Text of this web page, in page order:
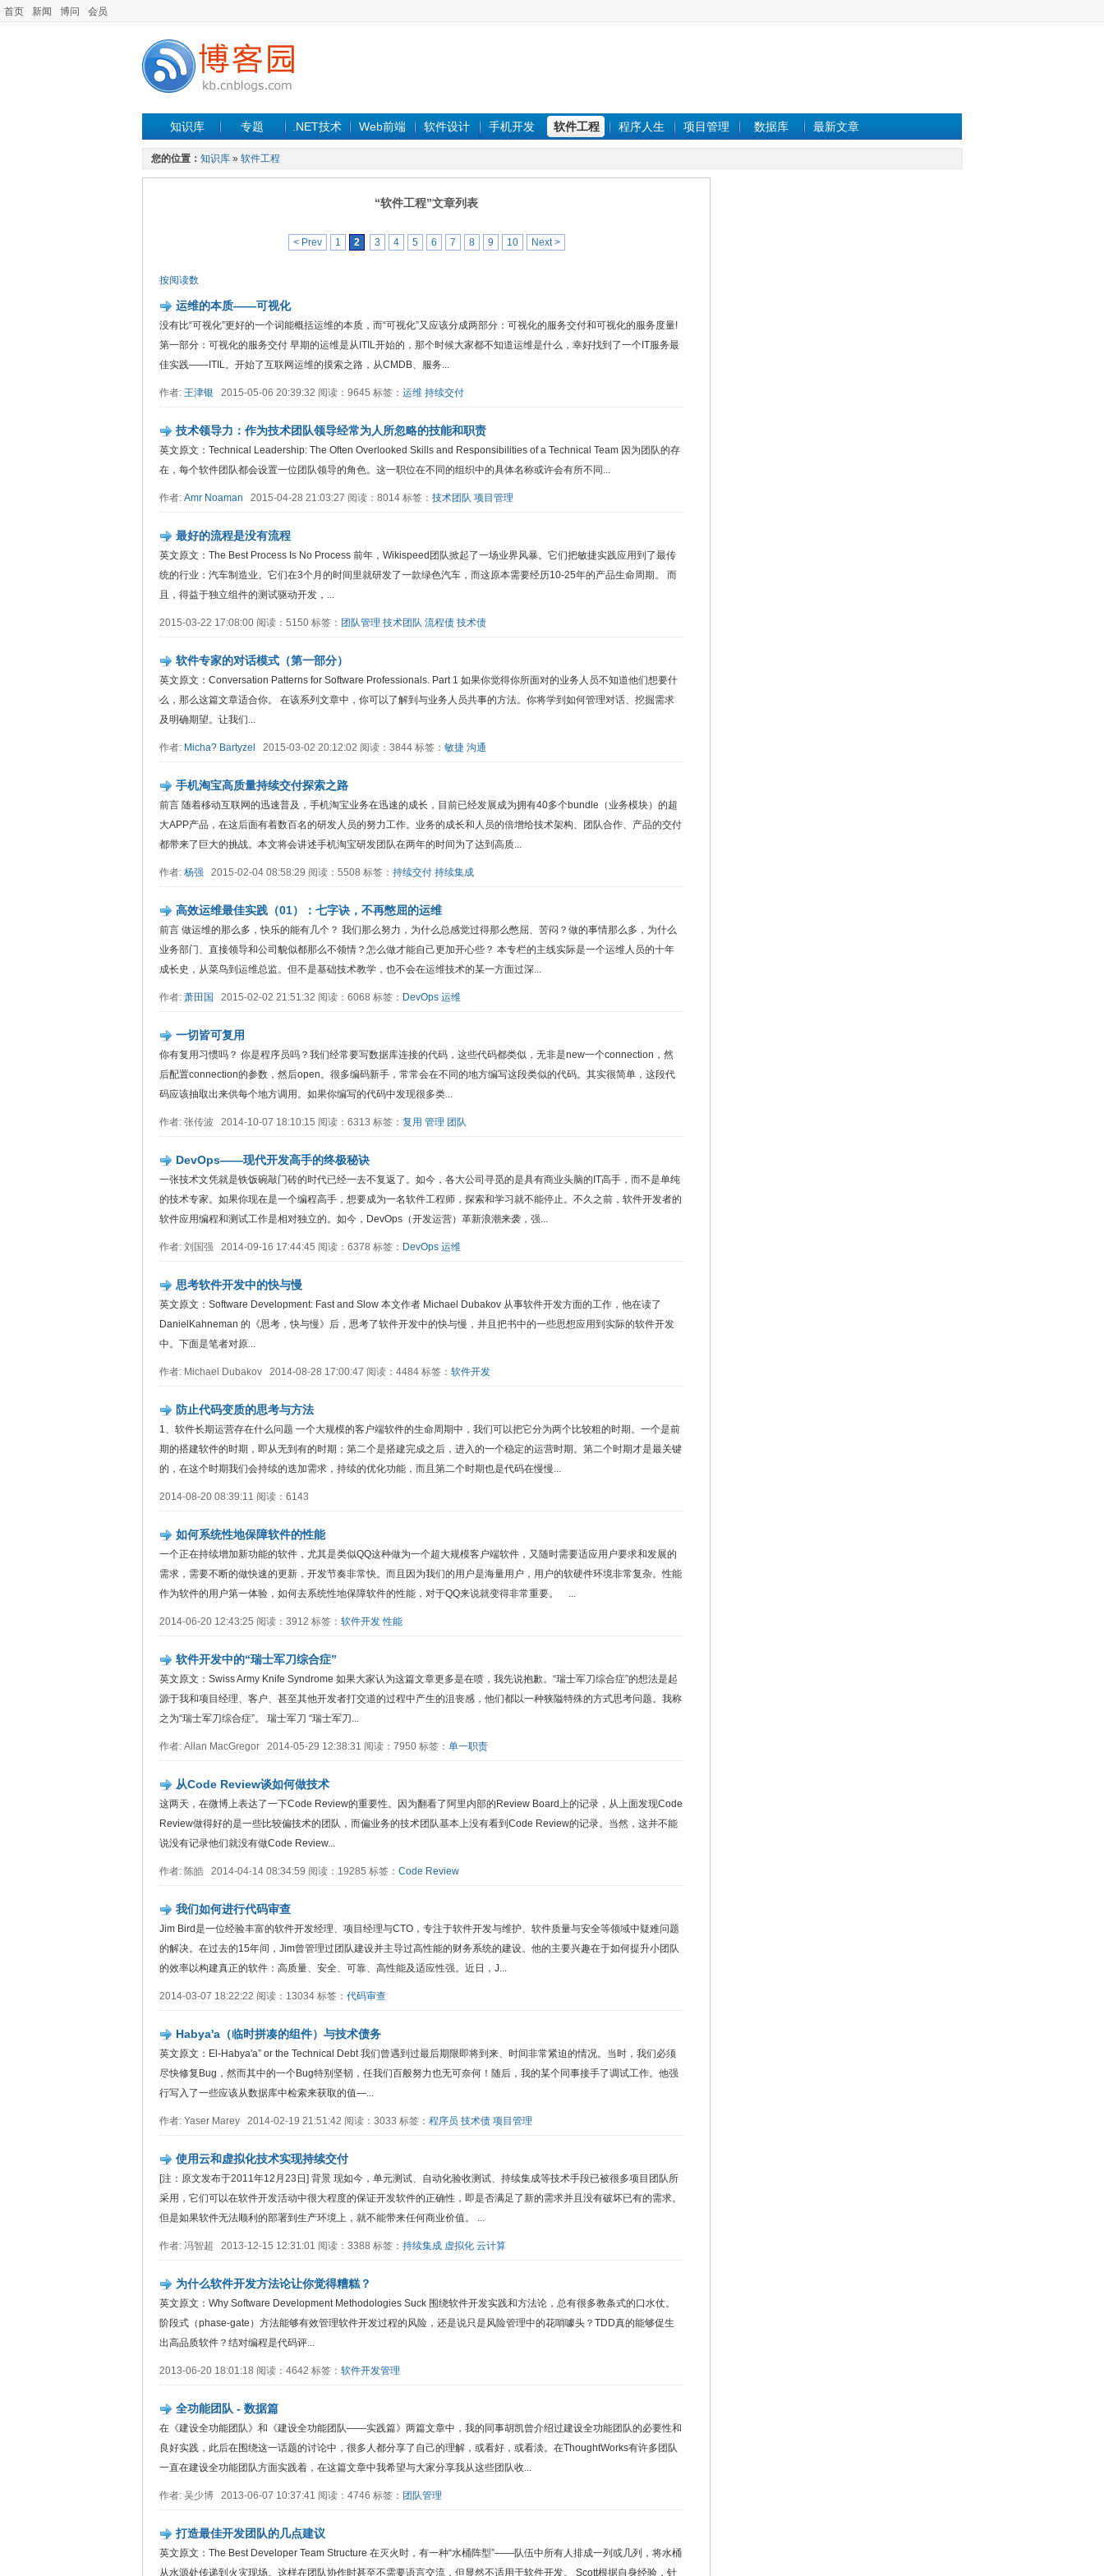
首页 新闻 博问 会员
知识库 专题 .NET技术 Web前端 软件设计 手机开发 软件工程 程序人生 项目管理 数据库 最新文章
您的位置： 知识库 » 软件工程
“软件工程”文章列表
< Prev 1 2 3 4 5 6 7 8 9 10 Next >
按阅读数
运维的本质——可视化
没有比“可视化”更好的一个词能概括运维的本质，而“可视化”又应该分成两部分：可视化的服务交付和可视化的服务度量!
第一部分：可视化的服务交付 早期的运维是从ITIL开始的，那个时候大家都不知道运维是什么，幸好找到了一个IT服务最
佳实践——ITIL。开始了互联网运维的摸索之路，从CMDB、服务...
作者: 王津银 2015-05-06 20:39:32 阅读：9645 标签： 运维 持续交付
技术领导力：作为技术团队领导经常为人所忽略的技能和职责
英文原文：Technical Leadership: The Often Overlooked Skills and Responsibilities of a Technical Team 因为团队的存
在，每个软件团队都会设置一位团队领导的角色。这一职位在不同的组织中的具体名称或许会有所不同...
作者: Amr Noaman 2015-04-28 21:03:27 阅读：8014 标签： 技术团队 项目管理
最好的流程是没有流程
英文原文：The Best Process Is No Process 前年，Wikispeed团队掀起了一场业界风暴。它们把敏捷实践应用到了最传
统的行业：汽车制造业。它们在3个月的时间里就研发了一款绿色汽车，而这原本需要经历10-25年的产品生命周期。 而
且，得益于独立组件的测试驱动开发，...
2015-03-22 17:08:00 阅读：5150 标签： 团队管理 技术团队 流程债 技术债
软件专家的对话模式（第一部分）
英文原文：Conversation Patterns for Software Professionals. Part 1 如果你觉得你所面对的业务人员不知道他们想要什
么，那么这篇文章适合你。 在该系列文章中，你可以了解到与业务人员共事的方法。你将学到如何管理对话、挖掘需求
及明确期望。让我们...
作者: Micha? Bartyzel 2015-03-02 20:12:02 阅读：3844 标签： 敏捷 沟通
手机淘宝高质量持续交付探索之路
前言 随着移动互联网的迅速普及，手机淘宝业务在迅速的成长，目前已经发展成为拥有40多个bundle（业务模块）的超
大APP产品，在这后面有着数百名的研发人员的努力工作。业务的成长和人员的倍增给技术架构、团队合作、产品的交付
都带来了巨大的挑战。本文将会讲述手机淘宝研发团队在两年的时间为了达到高质...
作者: 杨强 2015-02-04 08:58:29 阅读：5508 标签： 持续交付 持续集成
高效运维最佳实践（01）：七字诀，不再憋屈的运维
前言 做运维的那么多，快乐的能有几个？ 我们那么努力，为什么总感觉过得那么憋屈、苦闷？做的事情那么多，为什么
业务部门、直接领导和公司貌似都那么不领情？怎么做才能自己更加开心些？ 本专栏的主线实际是一个运维人员的十年
成长史，从菜鸟到运维总监。但不是基础技术教学，也不会在运维技术的某一方面过深...
作者: 萧田国 2015-02-02 21:51:32 阅读：6068 标签： DevOps 运维
一切皆可复用
你有复用习惯吗？ 你是程序员吗？我们经常要写数据库连接的代码，这些代码都类似，无非是new一个connection，然
后配置connection的参数，然后open。很多编码新手，常常会在不同的地方编写这段类似的代码。其实很简单，这段代
码应该抽取出来供每个地方调用。如果你编写的代码中发现很多类...
作者: 张传波 2014-10-07 18:10:15 阅读：6313 标签： 复用 管理 团队
DevOps——现代开发高手的终极秘诀
一张技术文凭就是铁饭碗敲门砖的时代已经一去不复返了。如今，各大公司寻觅的是具有商业头脑的IT高手，而不是单纯
的技术专家。如果你现在是一个编程高手，想要成为一名软件工程师，探索和学习就不能停止。不久之前，软件开发者的
软件应用编程和测试工作是相对独立的。如今，DevOps（开发运营）革新浪潮来袭，强...
作者: 刘国强 2014-09-16 17:44:45 阅读：6378 标签： DevOps 运维
思考软件开发中的快与慢
英文原文：Software Development: Fast and Slow 本文作者 Michael Dubakov 从事软件开发方面的工作，他在读了
DanielKahneman 的《思考，快与慢》后，思考了软件开发中的快与慢，并且把书中的一些思想应用到实际的软件开发
中。下面是笔者对原...
作者: Michael Dubakov 2014-08-28 17:00:47 阅读：4484 标签： 软件开发
防止代码变质的思考与方法
1、软件长期运营存在什么问题 一个大规模的客户端软件的生命周期中，我们可以把它分为两个比较粗的时期。一个是前
期的搭建软件的时期，即从无到有的时期；第二个是搭建完成之后，进入的一个稳定的运营时期。第二个时期才是最关键
的，在这个时期我们会持续的迭加需求，持续的优化功能，而且第二个时期也是代码在慢慢...
2014-08-20 08:39:11 阅读：6143
如何系统性地保障软件的性能
一个正在持续增加新功能的软件，尤其是类似QQ这种做为一个超大规模客户端软件，又随时需要适应用户要求和发展的
需求，需要不断的做快速的更新，开发节奏非常快。而且因为我们的用户是海量用户，用户的软硬件环境非常复杂。性能
作为软件的用户第一体验，如何去系统性地保障软件的性能，对于QQ来说就变得非常重要。 ...
2014-06-20 12:43:25 阅读：3912 标签： 软件开发 性能
软件开发中的“瑞士军刀综合症”
英文原文：Swiss Army Knife Syndrome 如果大家认为这篇文章更多是在喷，我先说抱歉。“瑞士军刀综合症”的想法是起
源于我和项目经理、客户、甚至其他开发者打交道的过程中产生的沮丧感，他们都以一种狭隘特殊的方式思考问题。我称
之为“瑞士军刀综合症”。 瑞士军刀 “瑞士军刀...
作者: Allan MacGregor 2014-05-29 12:38:31 阅读：7950 标签： 单一职责
从Code Review谈如何做技术
这两天，在微博上表达了一下Code Review的重要性。因为翻看了阿里内部的Review Board上的记录，从上面发现Code
Review做得好的是一些比较偏技术的团队，而偏业务的技术团队基本上没有看到Code Review的记录。当然，这并不能
说没有记录他们就没有做Code Review...
作者: 陈皓 2014-04-14 08:34:59 阅读：19285 标签： Code Review
我们如何进行代码审查
Jim Bird是一位经验丰富的软件开发经理、项目经理与CTO，专注于软件开发与维护、软件质量与安全等领域中疑难问题
的解决。在过去的15年间，Jim曾管理过团队建设并主导过高性能的财务系统的建设。他的主要兴趣在于如何提升小团队
的效率以构建真正的软件：高质量、安全、可靠、高性能及适应性强。近日，J...
2014-03-07 18:22:22 阅读：13034 标签： 代码审查
Habya'a（临时拼凑的组件）与技术债务
英文原文：El-Habya'a” or the Technical Debt 我们曾遇到过最后期限即将到来、时间非常紧迫的情况。当时，我们必须
尽快修复Bug，然而其中的一个Bug特别坚韧，任我们百般努力也无可奈何！随后，我的某个同事接手了调试工作。他强
行写入了一些应该从数据库中检索来获取的值—...
作者: Yaser Marey 2014-02-19 21:51:42 阅读：3033 标签： 程序员 技术债 项目管理
使用云和虚拟化技术实现持续交付
[注：原文发布于2011年12月23日] 背景 现如今，单元测试、自动化验收测试、持续集成等技术手段已被很多项目团队所
采用，它们可以在软件开发活动中很大程度的保证开发软件的正确性，即是否满足了新的需求并且没有破坏已有的需求。
但是如果软件无法顺利的部署到生产环境上，就不能带来任何商业价值。 ...
作者: 冯智超 2013-12-15 12:31:01 阅读：3388 标签： 持续集成 虚拟化 云计算
为什么软件开发方法论让你觉得糟糕？
英文原文：Why Software Development Methodologies Suck 围绕软件开发实践和方法论，总有很多教条式的口水仗。
阶段式（phase-gate）方法能够有效管理软件开发过程的风险，还是说只是风险管理中的花哨噱头？TDD真的能够促生
出高品质软件？结对编程是代码评...
2013-06-20 18:01:18 阅读：4642 标签： 软件开发管理
全功能团队 - 数据篇
在《建设全功能团队》和《建设全功能团队——实践篇》两篇文章中，我的同事胡凯曾介绍过建设全功能团队的必要性和
良好实践，此后在围绕这一话题的讨论中，很多人都分享了自己的理解，或看好，或看淡。在ThoughtWorks有许多团队
一直在建设全功能团队方面实践着，在这篇文章中我希望与大家分享我从这些团队收...
作者: 吴少博 2013-06-07 10:37:41 阅读：4746 标签： 团队管理
打造最佳开发团队的几点建议
英文原文：The Best Developer Team Structure 在灭火时，有一种“水桶阵型”——队伍中所有人排成一列或几列，将水桶
从水源处传递到火灾现场。这样在团队协作时甚至不需要语言交流，但显然不适用于软件开发。 Scott根据自身经验，针